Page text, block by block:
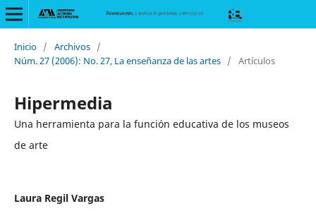
Inicio / Archivos /
Núm. 27 (2006): No. 27, La enseñanza de las artes / Artículos
Hipermedia
Una herramienta para la función educativa de los museos
de arte
Laura Regil Vargas